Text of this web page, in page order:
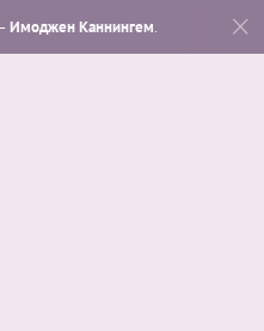
«Которая из